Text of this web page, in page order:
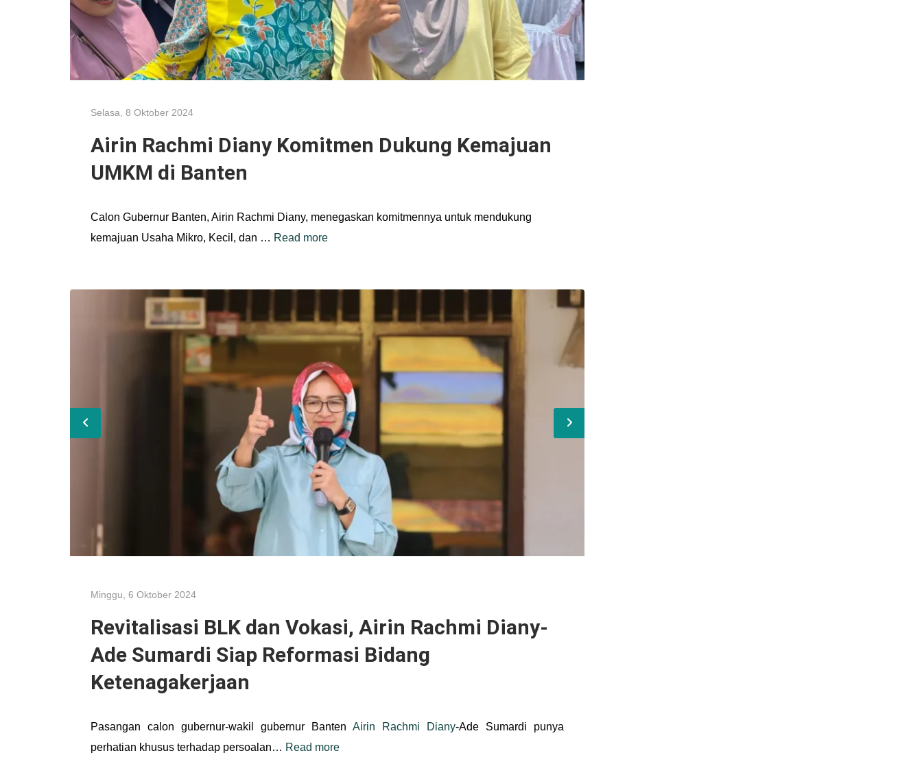
Selasa, 8 Oktober 2024
Airin Rachmi Diany Komitmen Dukung Kemajuan
UMKM di Banten
Calon Gubernur Banten, Airin Rachmi Diany, menegaskan komitmennya untuk mendukung
kemajuan Usaha Mikro, Kecil, dan … Read more
Minggu, 6 Oktober 2024
Revitalisasi BLK dan Vokasi, Airin Rachmi Diany-
Ade Sumardi Siap Reformasi Bidang
Ketenagakerjaan
Pasangan calon gubernur-wakil gubernur Banten Airin Rachmi Diany-Ade Sumardi punya
perhatian khusus terhadap persoalan… Read more